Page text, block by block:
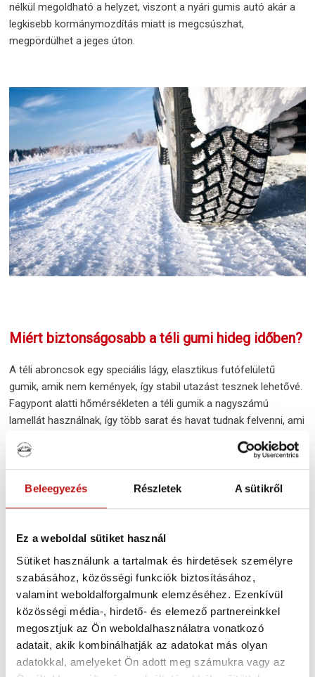
Beleegyezés Részletek A sütikről
Ez a weboldal sütiket használ
Sütiket használunk a tartalmak és hirdetések személyre
szabásához, közösségi funkciók biztosításához,
valamint weboldalforgalmunk elemzéséhez. Ezenkívül
közösségi média-, hirdető- és elemező partnereinkkel
megosztjuk az Ön weboldalhasználatra vonatkozó
adatait, akik kombinálhatják az adatokat más olyan
adatokkal, amelyeket Ön adott meg számukra vagy az
nélkül megoldható a helyzet, viszont a nyári gumis autó akár a
legkisebb kormánymozdítás miatt is megcsúszhat,
megpördülhet a jeges úton.
Miért biztonságosabb a téli gumi hideg időben?
A téli abroncsok egy speciális lágy, elasztikus futófelületű
gumik, amik nem kemények, így stabil utazást tesznek lehetővé.
Fagypont alatti hőmérsékleten a téli gumik a nagyszámú
lamellát használnak, így több sarat és havat tudnak felvenni, ami
Futófelület kialakítása
A slick (futófelület nélküli abroncs) lehetővé teszi az optimális
adja a legnagyobb érintkezési felületet, amelyen keresztül az
autó kapcsolódni tud a talajhoz, illetve a futófelület segíti
például a víz és hó mozgását, így teszi lehetővé, hogy a gumi
megfelelően kapcsolódjon az úttesthez.
A hó kihívást jelenthet, mivel elzárhatja a gumi csatornáit. A
nyári gumik gyorsan eltömődnek, mert szűkek a csatornái. Ezt a
problémát hatékonyan kiküszöböli a téli futófelület, amely
nagyobb csatornákkal rendelkezik (mélyebb és szélesebb), így